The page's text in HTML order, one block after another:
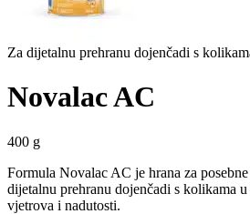
Za dijetalnu prehranu dojenčadi s
Novalac AC
400 g
Formula Novalac AC je hrana za
dijetalnu prehranu dojenčadi s kolikama
vjetrova i nadutosti.